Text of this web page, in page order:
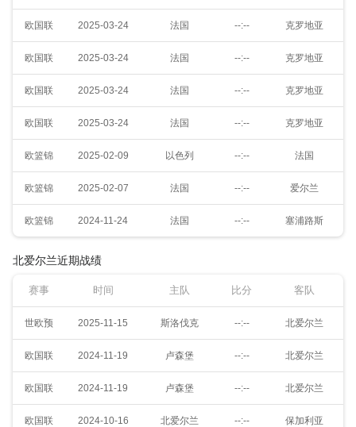
欧国联 2025-03-24 法国 --:-- 克罗地亚
欧国联 2025-03-24 法国 --:-- 克罗地亚
欧国联 2025-03-24 法国 --:-- 克罗地亚
欧国联 2025-03-24 法国 --:-- 克罗地亚
欧篮锦 2025-02-09 以色列 --:-- 法国
欧篮锦 2025-02-07 法国 --:-- 爱尔兰
欧篮锦 2024-11-24 法国 --:-- 塞浦路斯
北爱尔兰近期战绩
赛事 时间 主队 比分 客队
世欧预 2025-11-15 斯洛伐克 --:-- 北爱尔兰
欧国联 2024-11-19 卢森堡 --:-- 北爱尔兰
欧国联 2024-11-19 卢森堡 --:-- 北爱尔兰
欧国联 2024-10-16 北爱尔兰 --:-- 保加利亚